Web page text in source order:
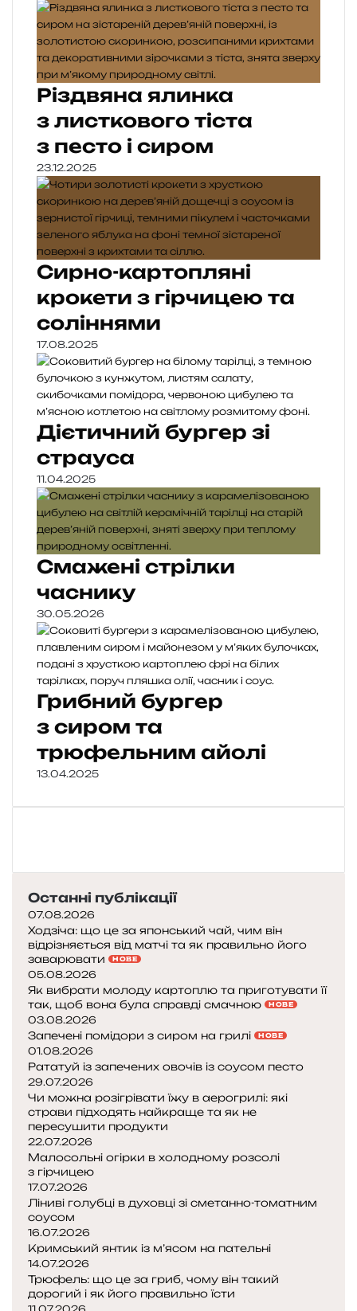
Різдвяна ялинка
з листкового тіста
з песто і сиром
23.12.2025
Сирно-картопляні
крокети з гірчицею та
соліннями
17.08.2025
Дієтичний бургер зі
страуса
11.04.2025
Смажені стрілки
часнику
30.05.2026
Грибний бургер
з сиром та
трюфельним айолі
13.04.2025
Останні публікації
07.08.2026
Ходзіча: що це за японський чай, чим він
відрізняється від матчі та як правильно його
заварювати
НОВЕ
05.08.2026
Як вибрати молоду картоплю та приготувати її
так, щоб вона була справді смачною
НОВЕ
03.08.2026
Запечені помідори з сиром на грилі НОВЕ
01.08.2026
Рататуй із запечених овочів із соусом песто
29.07.2026
Чи можна розігрівати їжу в аерогрилі: які
страви підходять найкраще та як не
пересушити продукти
22.07.2026
Малосольні огірки в холодному розсолі
з гірчицею
17.07.2026
Ліниві голубці в духовці зі сметанно-томатним
соусом
16.07.2026
Кримський янтик із м’ясом на пательні
14.07.2026
Трюфель: що це за гриб, чому він такий
дорогий і як його правильно їсти